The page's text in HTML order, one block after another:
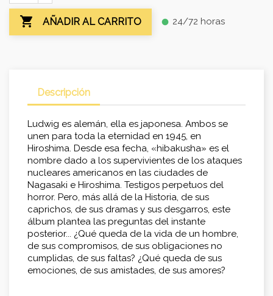
 AÑADIR AL CARRITO fiber_manual_record 24/72 horas
Descripción
Ludwig es alemán, ella es japonesa. Ambos se
unen para toda la eternidad en 1945, en
Hiroshima. Desde esa fecha, «hibakusha» es el
nombre dado a los supervivientes de los ataques
nucleares americanos en las ciudades de
Nagasaki e Hiroshima. Testigos perpetuos del
horror. Pero, más allá de la Historia, de sus
caprichos, de sus dramas y sus desgarros, este
álbum plantea las preguntas del instante
posterior... ¿Qué queda de la vida de un hombre,
de sus compromisos, de sus obligaciones no
cumplidas, de sus faltas? ¿Qué queda de sus
emociones, de sus amistades, de sus amores?